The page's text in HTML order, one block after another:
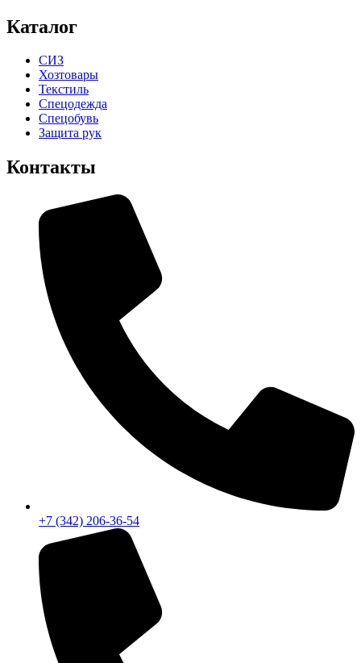
Каталог
СИЗ
Хозтовары
Текстиль
Спецодежда
Спецобувь
Защита рук
Контакты
+7 (342) 206-36-54